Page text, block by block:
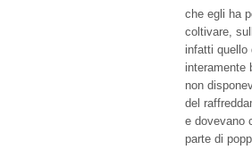
che egli ha
coltivare,
infatti quello
interamente
non
del
e dovevano
parte di